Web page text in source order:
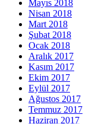
Mayıs 2018
Nisan 2018
Mart 2018
Şubat 2018
Ocak 2018
Aralık 2017
Kasım 2017
Ekim 2017
Eylül 2017
Ağustos 2017
Temmuz 2017
Haziran 2017